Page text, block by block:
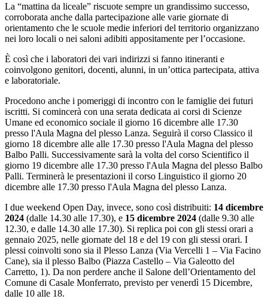
La “mattina da liceale” riscuote sempre un grandissimo successo,
corroborata anche dalla partecipazione alle varie giornate di
orientamento che le scuole medie inferiori del territorio organizzano
nei loro locali o nei saloni adibiti appositamente per l’occasione.
È così che i laboratori dei vari indirizzi si fanno itineranti e
coinvolgono genitori, docenti, alunni, in un’ottica partecipata, attiva
e laboratoriale.
Procedono anche i pomeriggi di incontro con le famiglie dei futuri
iscritti. Si comincerà con una serata dedicata ai corsi di Scienze
Umane ed economico sociale il giorno 16 dicembre alle 17.30
presso l'Aula Magna del plesso Lanza. Seguirà il corso Classico il
giorno 18 dicembre alle alle 17.30 presso l'Aula Magna del plesso
Balbo Palli. Successivamente sarà la volta del corso Scientifico il
giorno 19 dicembre alle 17.30 presso l'Aula Magna del plesso Balbo
Palli. Terminerà le presentazioni il corso Linguistico il giorno 20
dicembre alle 17.30 presso l'Aula Magna del plesso Lanza.
I due weekend Open Day, invece, sono così distribuiti: 14 dicembre
2024 (dalle 14.30 alle 17.30), e 15 dicembre 2024 (dalle 9.30 alle
12.30, e dalle 14.30 alle 17.30). Si replica poi con gli stessi orari a
gennaio 2025, nelle giornate del 18 e del 19 con gli stessi orari. I
plessi coinvolti sono sia il Plesso Lanza (Via Vercelli 1 – Via Facino
Cane), sia il plesso Balbo (Piazza Castello – Via Galeotto del
Carretto, 1). Da non perdere anche il Salone dell’Orientamento del
Comune di Casale Monferrato, previsto per venerdì 15 Dicembre,
dalle 10 alle 18.